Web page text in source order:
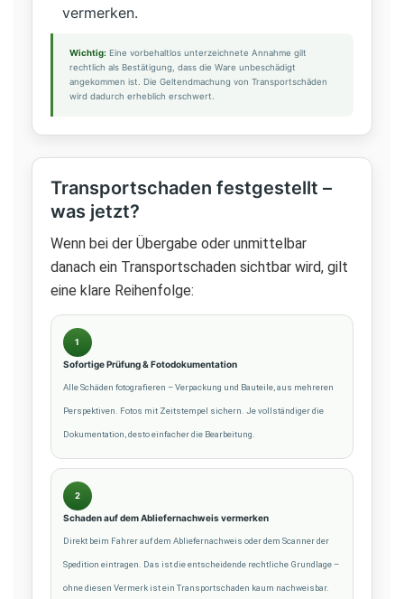
vermerken.
Wichtig: Eine vorbehaltlos unterzeichnete Annahme gilt
rechtlich als Bestätigung, dass die Ware unbeschädigt
angekommen ist. Die Geltendmachung von Transportschäden
wird dadurch erheblich erschwert.
Transportschaden festgestellt –
was jetzt?
Wenn bei der Übergabe oder unmittelbar
danach ein Transportschaden sichtbar wird, gilt
eine klare Reihenfolge:
1
Sofortige Prüfung & Fotodokumentation
Alle Schäden fotografieren – Verpackung und Bauteile, aus mehreren
Perspektiven. Fotos mit Zeitstempel sichern. Je vollständiger die
Dokumentation, desto einfacher die Bearbeitung.
2
Schaden auf dem Abliefernachweis vermerken
Direkt beim Fahrer auf dem Abliefernachweis oder dem Scanner der
Spedition eintragen. Das ist die entscheidende rechtliche Grundlage –
ohne diesen Vermerk ist ein Transportschaden kaum nachweisbar.